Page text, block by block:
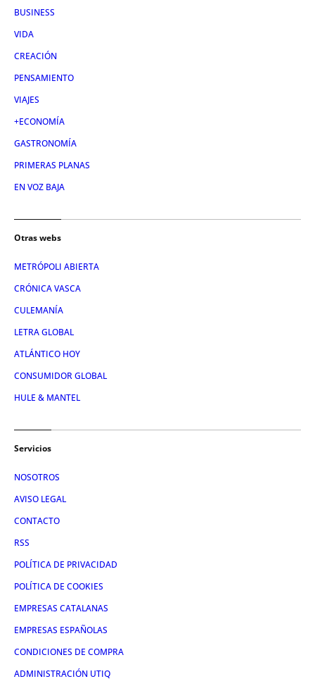
BUSINESS
VIDA
CREACIÓN
PENSAMIENTO
VIAJES
+ECONOMÍA
GASTRONOMÍA
PRIMERAS PLANAS
EN VOZ BAJA
Otras webs
METRÓPOLI ABIERTA
CRÓNICA VASCA
CULEMANÍA
LETRA GLOBAL
ATLÁNTICO HOY
CONSUMIDOR GLOBAL
HULE & MANTEL
Servicios
NOSOTROS
AVISO LEGAL
CONTACTO
RSS
POLÍTICA DE PRIVACIDAD
POLÍTICA DE COOKIES
EMPRESAS CATALANAS
EMPRESAS ESPAÑOLAS
CONDICIONES DE COMPRA
ADMINISTRACIÓN UTIQ